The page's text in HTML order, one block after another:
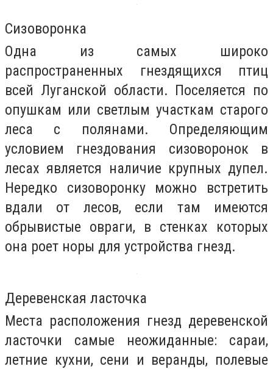
Сизоворонка
Одна из самых широко
распространенных гнездящихся птиц
всей Луганской области. Поселяется по
опушкам или светлым участкам старого
леса с полянами. Определяющим
условием гнездования сизоворонок в
лесах является наличие крупных дупел.
Нередко сизоворонку можно встретить
вдали от лесов, если там имеются
обрывистые овраги, в стенках которых
она роет норы для устройства гнезд.
Деревенская ласточка
Места расположения гнезд деревенской
ласточки самые неожиданные: сараи,
летние кухни, сени и веранды, полевые